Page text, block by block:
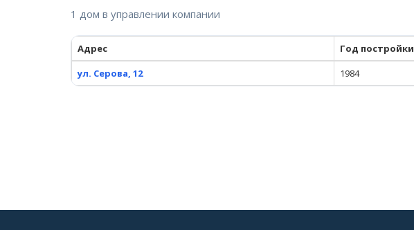
1 дом в управлении компании
Адрес Год постройки
ул. Серова, 12
1984